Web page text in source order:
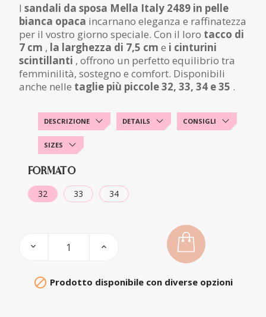
I sandali da sposa Mella Italy 2489 in pelle
bianca opaca incarnano eleganza e raffinatezza
per il vostro giorno speciale. Con il loro tacco di
7 cm , la larghezza di 7,5 cm e i cinturini
scintillanti , offrono un perfetto equilibrio tra
femminilità, sostegno e comfort. Disponibili
anche nelle taglie più piccole 32, 33, 34 e 35 .
DESCRIZIONE DETAILS CONSIGLI
SIZES
FORMATO
32 33 34
 Prodotto disponibile con diverse opzioni